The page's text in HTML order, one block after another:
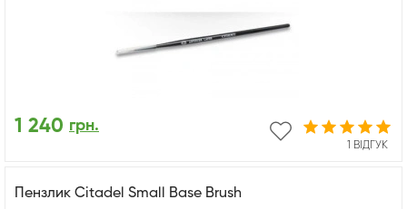
1 ВІДГУК
1 240 грн.
Пензлик Citadel Small Base Brush